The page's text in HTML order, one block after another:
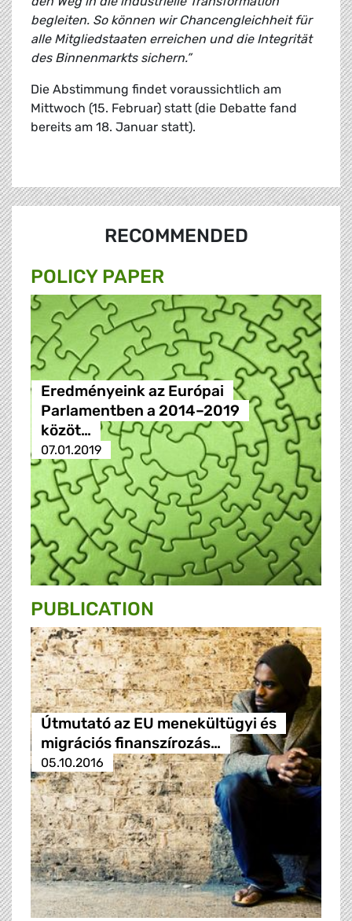
begleiten. So können wir Chancengleichheit für
alle Mitgliedstaaten erreichen und die Integrität
des Binnenmarkts sichern.”
Die Abstimmung findet voraussichtlich am
Mittwoch (15. Februar) statt (die Debatte fand
bereits am 18. Januar statt).
RECOMMENDED
POLICY PAPER
Eredményeink az Európai
Parlamentben a 2014–2019
közöt…
07.01.2019
PUBLICATION
Útmutató az EU menekültügyi és
migrációs finanszírozás…
05.10.2016